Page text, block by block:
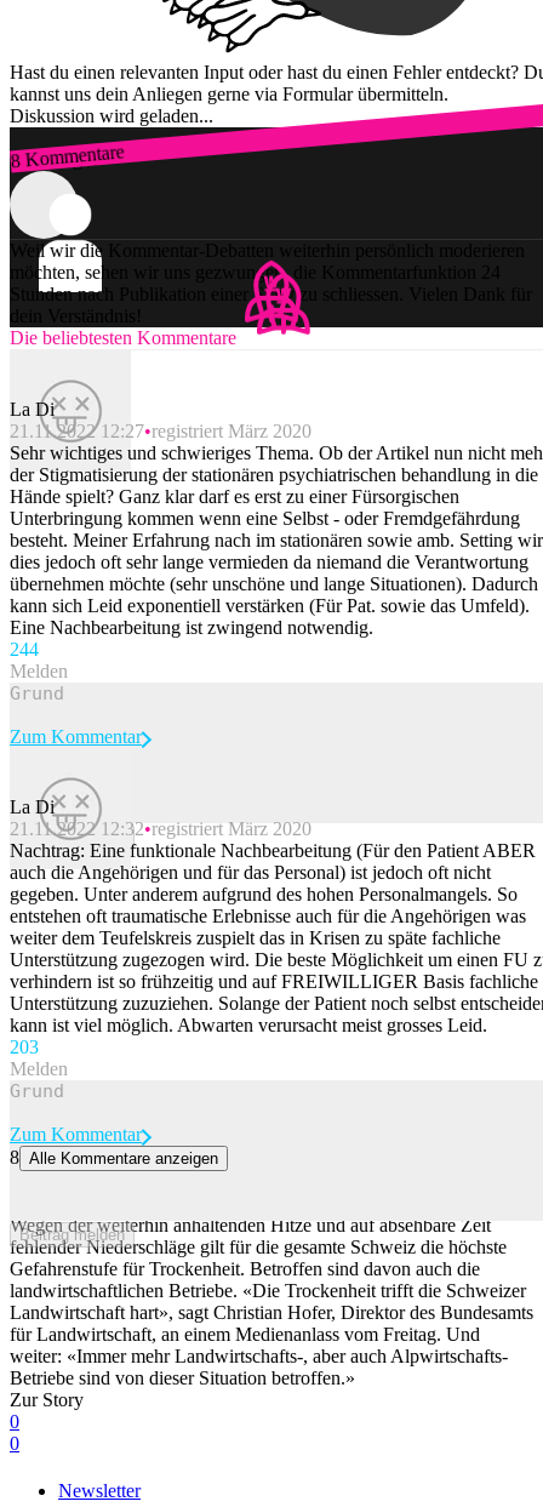
Hast du einen relevanten Input oder hast du einen Fehler entdeckt?
kannst uns dein Anliegen gerne via Formular übermitteln.
Diskussion wird geladen...
8 Kommentare
Zum Login
Weil wir die Kommentar-Debatten weiterhin persönlich moderieren
möchten, sehen wir uns gezwungen, die Kommentarfunktion 24
Stunden nach Publikation einer Story zu schliessen. Vielen Dank für
dein Verständnis!
Die beliebtesten Kommentare
La Di
21.11.2022 12:27 registriert März 2020
Sehr wichtiges und schwieriges Thema. Ob der Artikel nun nicht
der Stigmatisierung der stationären psychiatrischen behandlung in die
Hände spielt? Ganz klar darf es erst zu einer Fürsorgischen
Unterbringung kommen wenn eine Selbst - oder Fremdgefährdung
besteht. Meiner Erfahrung nach im stationären sowie amb. Setting
dies jedoch oft sehr lange vermieden da niemand die Verantwortung
übernehmen möchte (sehr unschöne und lange Situationen). Dadurch
kann sich Leid exponentiell verstärken (Für Pat. sowie das Umfeld).
Eine Nachbearbeitung ist zwingend notwendig.
244
Melden
Beitrag melden
Zum Kommentar
La Di
21.11.2022 12:32 registriert März 2020
Nachtrag: Eine funktionale Nachbearbeitung (Für den Patient ABER
auch die Angehörigen und für das Personal) ist jedoch oft nicht
gegeben. Unter anderem aufgrund des hohen Personalmangels. So
entstehen oft traumatische Erlebnisse auch für die Angehörigen was
weiter dem Teufelskreis zuspielt das in Krisen zu späte fachliche
Unterstützung zugezogen wird. Die beste Möglichkeit um einen FU
verhindern ist so frühzeitig und auf FREIWILLIGER Basis fachliche
Unterstützung zuzuziehen. Solange der Patient noch selbst
kann ist viel möglich. Abwarten verursacht meist grosses Leid.
203
Melden
Beitrag melden
Zum Kommentar
8 Alle Kommentare anzeigen
Wegen der weiterhin anhaltenden Hitze und auf absehbare Zeit
fehlender Niederschläge gilt für die gesamte Schweiz die höchste
Gefahrenstufe für Trockenheit. Betroffen sind davon auch die
landwirtschaftlichen Betriebe. «Die Trockenheit trifft die Schweizer
Landwirtschaft hart», sagt Christian Hofer, Direktor des Bundesamts
für Landwirtschaft, an einem Medienanlass vom Freitag. Und
weiter: «Immer mehr Landwirtschafts-, aber auch Alpwirtschafts-
Betriebe sind von dieser Situation betroffen.»
Zur Story
0
0
Newsletter